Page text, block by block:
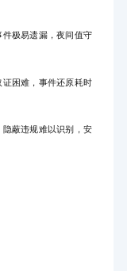
极易遗漏，夜间值守
困难，事件还原耗时
蔽违规难以识别，安